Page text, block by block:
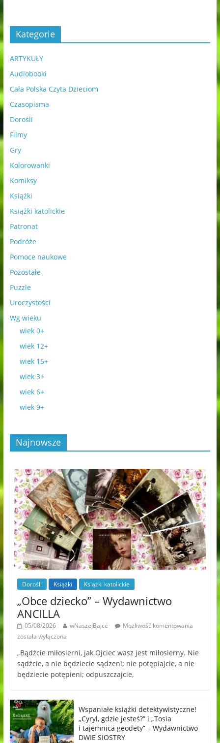
Kategorie
ARTYKUŁY
Audiobooki
Cała Polska Czyta Dzieciom
Czasopisma
Dorośli
Filmy
Gry
Kolorowanki
Komiksy
Książki
Książki katolickie
Patronat
Podróże
Pomoce naukowe
Pozostałe
Puzzle
Uroczystości
Wg wieku
wiek 0+
wiek 12+
wiek 15+
wiek 3+
wiek 6+
wiek 9+
Najnowsze
Dorośli Książki Książki katolickie
„Obce dziecko” – Wydawnictwo
ANCILLA
05/08/2026 wNaszejBajce
Możliwość komentowania
została wyłączona
„Bądźcie miłosierni, jak Ojciec wasz jest miłosierny. Nie
sądźcie, a nie będziecie sądzeni; nie potępiajcie, a nie
będziecie potępieni; odpuszczajcie,
Wspaniałe książki detektywistyczne!
„Cyryl, gdzie jesteś?” i „Tosia
i tajemnica geodety” – Wydawnictwo
DWIE SIOSTRY